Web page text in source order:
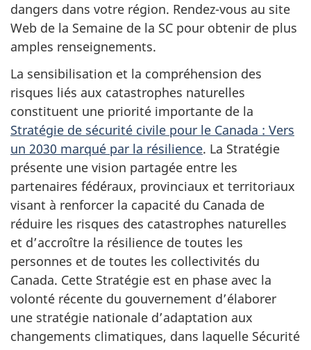
dangers dans votre région. Rendez-vous au site
Web de la Semaine de la SC pour obtenir de plus
amples renseignements.
La sensibilisation et la compréhension des
risques liés aux catastrophes naturelles
constituent une priorité importante de la
Stratégie de sécurité civile pour le Canada : Vers
un 2030 marqué par la résilience. La Stratégie
présente une vision partagée entre les
partenaires fédéraux, provinciaux et territoriaux
visant à renforcer la capacité du Canada de
réduire les risques des catastrophes naturelles
et d’accroître la résilience de toutes les
personnes et de toutes les collectivités du
Canada. Cette Stratégie est en phase avec la
volonté récente du gouvernement d’élaborer
une stratégie nationale d’adaptation aux
changements climatiques, dans laquelle Sécurité